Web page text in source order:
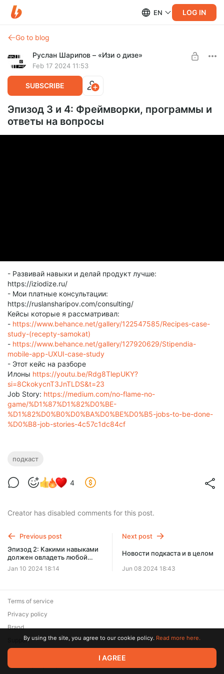
EN LOG IN
Go to blog
Руслан Шарипов – «Изи о дизе»
Feb 17 2024 11:53
SUBSCRIBE
Эпизод 3 и 4: Фреймворки, программы и
ответы на вопросы
- Развивай навыки и делай продукт лучше:
https://iziodize.ru/
- Мои платные консультации:
https://ruslansharipov.com/consulting/
Кейсы которые я рассматривал:
- https://www.behance.net/gallery/122547585/Recipes-case-
study-(recepty-samokat)
- https://www.behance.net/gallery/127920629/Stipendia-
mobile-app-UXUI-case-study
- Этот кейс на разборе
Илоны https://youtu.be/Rdg8TlepUKY?
si=8CkokycnT3JnTLDS&t=23
Job Story: https://medium.com/no-flame-no-
game/%D1%87%D1%82%D0%BE-
%D1%82%D0%B0%D0%BA%D0%BE%D0%B5-jobs-to-be-done-
%D0%B8-job-stories-4c57c1dc84cf
подкаст
4
Creator has disabled comments for this post.
Previous post
Эпизод 2: Какими навыками
должен овладеть любой
дизайнер
Jan 10 2024 18:14
Next post
Новости подкаста и в целом
Jun 08 2024 18:43
© 2026 Zaya Solutions Limited. All rights reserved. All trademarks
are the property of their respective owners.
Terms of service
Privacy policy
Brand
SupportBy using the site, you agree to our cookie policy. Read more here.
I AGREE